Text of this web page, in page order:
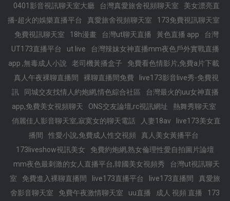
0401影音視訊聊天室大廳
台灣真愛旅舍視頻聊天室
美女漂亮直
播-超火的娛樂直播平台
真愛旅舍視頻聊天室
173免費視訊聊天室
免費視訊聊天室
18h漫畫 台灣ut聊天直播 黃色直播 app
台灣
UT173直播平台
ut live
台灣辣妹女神直播mm夜色戶外實戰直播
app ,無毒成人小說
老司機黃播盒子
免費看色情影片,免費a片下載
真人午夜裸聊直播間
裸聊直播間免費
live173影音live秀-免費視
訊
同城交友找情人約炮網,情色綜合社區
台灣最火的uu女神直播
app,免費美女視頻聊天
ONS交友論壇,rc視訊網址
熱舞秀聊天室
俏麗佳人影音聊天室,寂寞女的聊天電話
人妻18av
live173美女直
播間
性愛小說,免費成人性交視頻
真人美女黃播平台
173liveshow視訊美女
免費約炮網,熟女倫理性愛自拍圖片論壇
mm夜色最刺激的女人直播平台,韓國美女視頻秀
台灣ut視訊聊天
室
免費進入裸聊直播間 live173直播平台 live173直播間
真愛旅
舍影音聊天室
免費午夜激情聊天室 uu直播 成人 視頻 直播 173